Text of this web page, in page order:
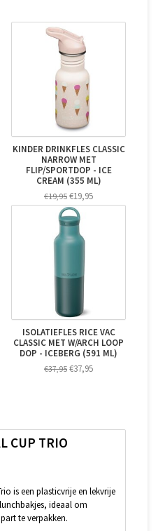
KINDER DRINKFLES CLASSIC
NARROW MET
FLIP/SPORTDOP - ICE
CREAM (355 ML)
€19,95 €19,95
ISOLATIEFLES RICE VAC
CLASSIC MET W/ARCH LOOP
DOP - ICEBERG (591 ML)
€37,95 €37,95
CUP TRIO
is een plasticvrije en lekvrije
ideaal om
te verpakken.